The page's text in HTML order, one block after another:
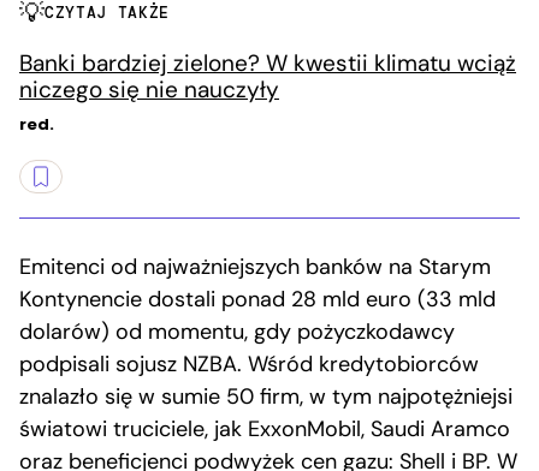
CZYTAJ TAKŻE
Banki bardziej zielone? W kwestii klimatu wciąż
niczego się nie nauczyły
red.
Emitenci od najważniejszych banków na Starym
Kontynencie dostali ponad 28 mld euro (33 mld
dolarów) od momentu, gdy pożyczkodawcy
podpisali sojusz NZBA. Wśród kredytobiorców
znalazło się w sumie 50 firm, w tym najpotężniejsi
światowi truciciele, jak ExxonMobil, Saudi Aramco
oraz beneficjenci podwyżek cen gazu: Shell i BP. W